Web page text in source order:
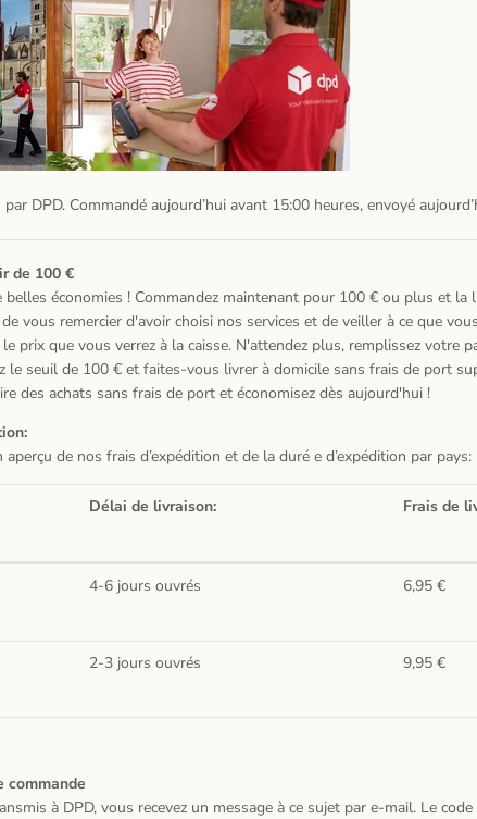
DPD. Commandé aujourd’hui avant 15:00 heures, envoyé
de 100 €
belles économies ! Commandez maintenant pour 100 € ou plus et la
vous remercier d'avoir choisi nos services et de veiller à ce que
prix que vous verrez à la caisse. N'attendez plus, remplissez votre
le seuil de 100 € et faites-vous livrer à domicile sans frais de port
des achats sans frais de port et économisez dès aujourd'hui !
aperçu de nos frais d’expédition et de la duré e d’expédition par pays:
Délai de livraison: Frais de
4-6 jours ouvrés 6,95 €
2-3 jours ouvrés 9,95 €
commande
à DPD, vous recevez un message à ce sujet par e-mail. Le